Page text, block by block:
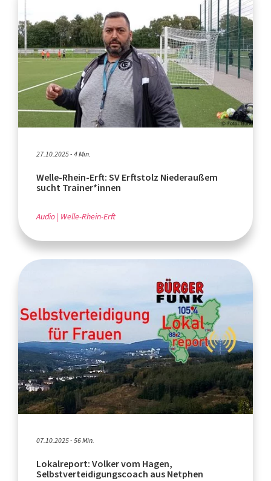
27.10.2025 - 4 Min.
Welle-Rhein-Erft: SV Erftstolz Niederaußem
sucht Trainer*innen
Audio Welle-Rhein-Erft
07.10.2025 - 56 Min.
Lokalreport: Volker vom Hagen,
Selbstverteidigungscoach aus Netphen